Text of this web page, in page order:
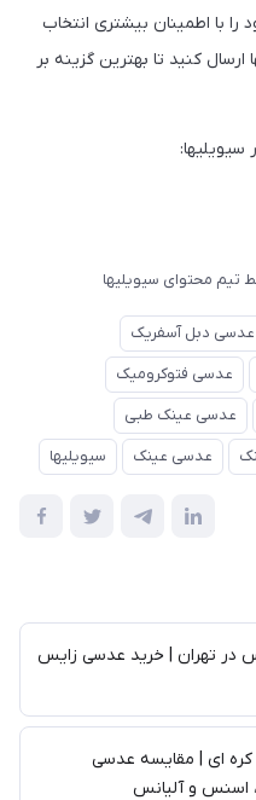
با اطمینان بیشتری انتخاب
کنید تا بهترین گزینه بر
تیم محتوای سیویلیها
عدسی دبل آسفریک
عدسی فتوکرومیک
عدسی عینک طبی
عدسی عینک سیویلیها
در تهران | خرید عدسی زایس
ای | مقایسه عدسی
اسنس و آلیانس